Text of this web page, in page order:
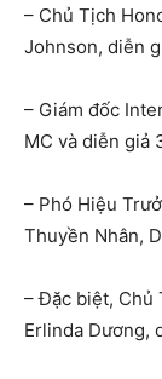
– Chủ Tịch
Johnson, diễn
– Giám đốc
MC và diễn giả
– Phó Hiệu
Thuyền Nhân,
– Đặc biệt, Chủ
Erlinda Dương,